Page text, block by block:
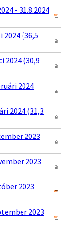
- 31.8.2024
(36,5
2024 (30,9
2024
2024 (31,3
2023
2023
2023
2023